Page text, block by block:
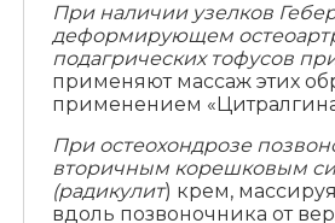
При наличии узелков
деформирующем
подагрических тофусов
применяют массаж этих
применением
При остеохондрозе
вторичным корешковым
(радикулит) крем,
вдоль позвоночника от